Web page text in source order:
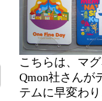
こちらは、マ
Qmon社さんが
テムに早変わ